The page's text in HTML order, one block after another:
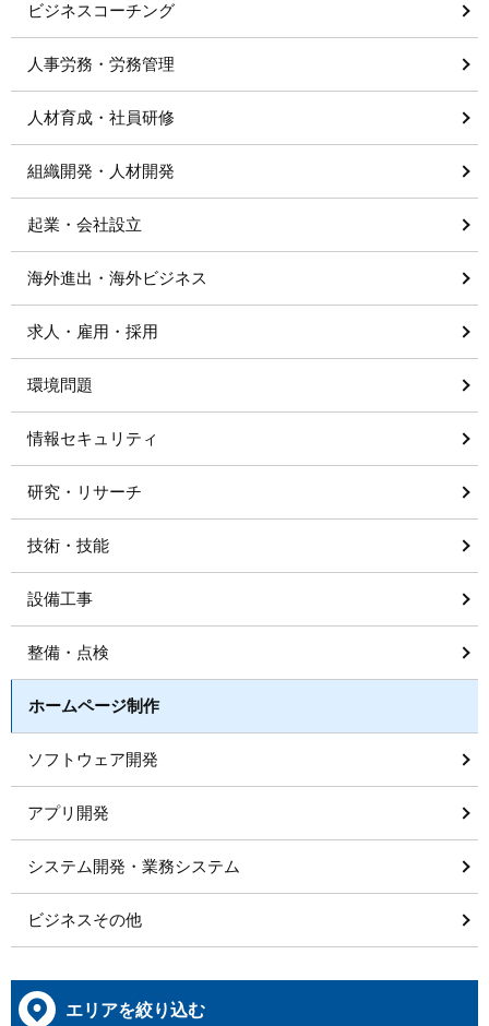
ビジネスコーチング
人事労務・労務管理
人材育成・社員研修
組織開発・人材開発
起業・会社設立
海外進出・海外ビジネス
求人・雇用・採用
環境問題
情報セキュリティ
研究・リサーチ
技術・技能
設備工事
整備・点検
ホームページ制作
ソフトウェア開発
アプリ開発
システム開発・業務システム
ビジネスその他
エリアを絞り込む